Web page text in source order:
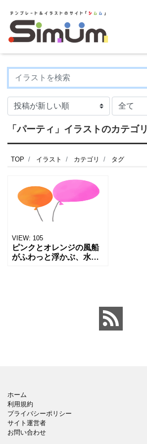
「パーティ」イラストのカテゴリ
TOP イラスト カテゴリ タグ
VIEW: 105
ピンクとオレンジの風船
がふわっと浮かぶ、水彩
ホーム
利用規約
プライバシーポリシー
サイト運営者
お問い合わせ